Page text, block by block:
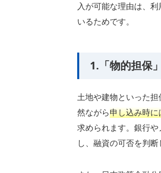
入が可能な理由は、
いるためです。
1.「物的担保
土地や建物といった
然ながら申し込み時
求められます。銀行
し、融資の可否を判断